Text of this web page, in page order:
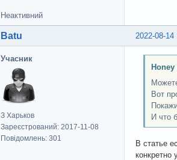
Неактивний
2022-08-14
Batu
Учасник
З Харьков
Зареєстрований: 2017-11-08
Повідомлень: 301
Вот
И что
В статье